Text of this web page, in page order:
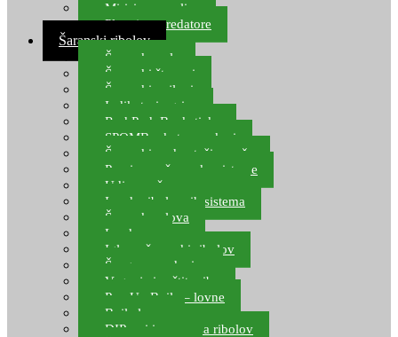
Mirisi za varalice
Plovci za predatore
Šaranski ribolov
Šaranske role
Šaranski štapovi
Šaranski najloni
Indikatori ugriza
Rod Pod, Banksticks
SPOMB rakete, markeri
Šaranski podmetači, mreže
Pernice za šaranske sisteme
Udice za šarana, amura
Izrada ribolovnih sistema
Šaranska olova
Leadcore
Igle za šaranski ribolov
Špage, upredenice
Vaganje i zaštita ribe
Pop Up Boile – lovne
Boile lovne
DIP-ovi i arome za ribolov